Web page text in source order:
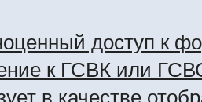
доступ к
к ГСВК или
в качестве